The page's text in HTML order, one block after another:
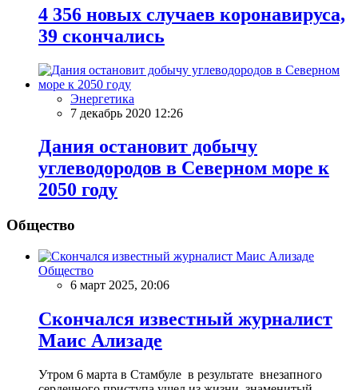
4 356 новых случаев коронавируса,
39 скончались
Энергетика
7 декабрь 2020 12:26
Дания остановит добычу
углеводородов в Северном море к
2050 году
Общество
Общество
6 март 2025, 20:06
Скончался известный журналист
Маис Ализаде
Утром 6 марта в Стамбуле в результате внезапного